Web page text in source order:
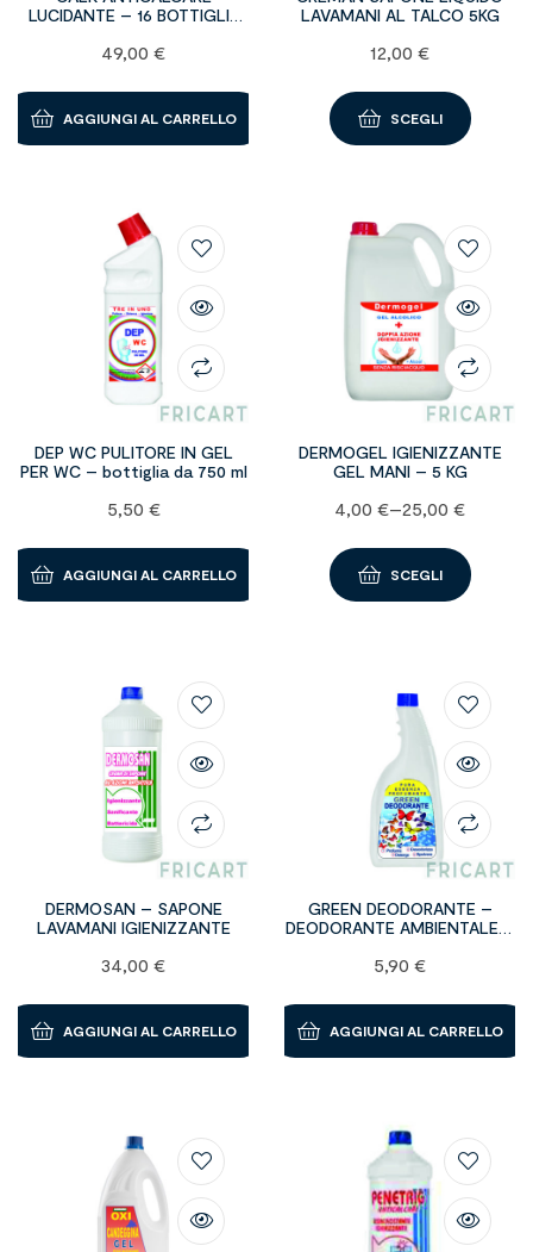
LUCIDANTE – 16 BOTTIGLIE
49,00 €
AGGIUNGI AL CARRELLO
LAVAMANI AL TALCO 5KG
12,00 €
SCEGLI
DEP WC PULITORE IN GEL
PER WC – bottiglia da 750 ml
5,50 €
AGGIUNGI AL CARRELLO
DERMOGEL IGIENIZZANTE
GEL MANI – 5 KG
4,00 €–25,00 €
SCEGLI
DERMOSAN – SAPONE
LAVAMANI IGIENIZZANTE
34,00 €
AGGIUNGI AL CARRELLO
GREEN DEODORANTE –
DEODORANTE AMBIENTALE –
5,90 €
AGGIUNGI AL CARRELLO